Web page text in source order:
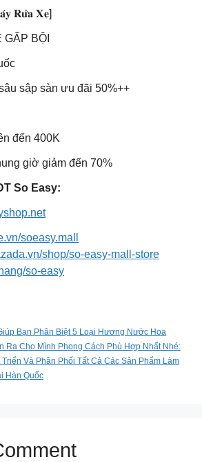
𝐑𝐮̛̉𝐚 𝐗𝐞]
BỘI
sập sàn ưu đãi 50%++
đến 400K
giờ giảm đến 70%
So Easy:
soeasy.mall
shop/so-easy-mall-store
so-easy
Bạn Phân Biệt 5 Loại Hương Nước Hoa
Ra Cho Mình Phong Cách Phù Hợp Nhất Nhé:
Và Phân Phối Tất Cả Các Sản Phẩm Làm
Hàn Quốc